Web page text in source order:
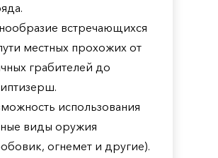
встречающихся
местных прохожих от
грабителей до
использования
виды оружия
огнемет и другие).